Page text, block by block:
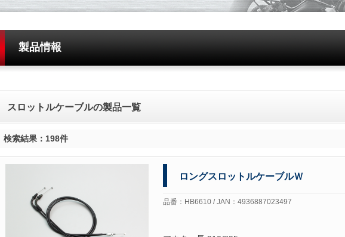
製品情報
スロットルケーブルの製品一覧
検索結果：198件
ロングスロットルケーブルＷ
品番：HB6610 / JAN：4936887023497